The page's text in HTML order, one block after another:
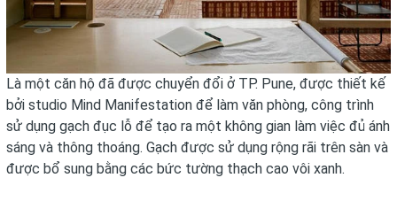
Là một căn hộ đã được chuyển đổi ở TP. Pune, được thiết kế
bởi studio Mind Manifestation để làm văn phòng, công trình
sử dụng gạch đục lỗ để tạo ra một không gian làm việc đủ ánh
sáng và thông thoáng. Gạch được sử dụng rộng rãi trên sàn và
được bổ sung bằng các bức tường thạch cao vôi xanh.